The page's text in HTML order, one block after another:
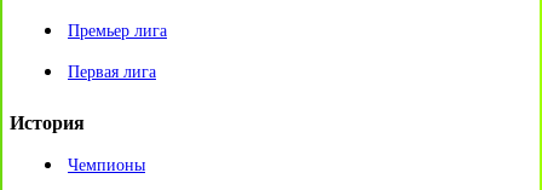
Премьер лига
Первая лига
История
Чемпионы